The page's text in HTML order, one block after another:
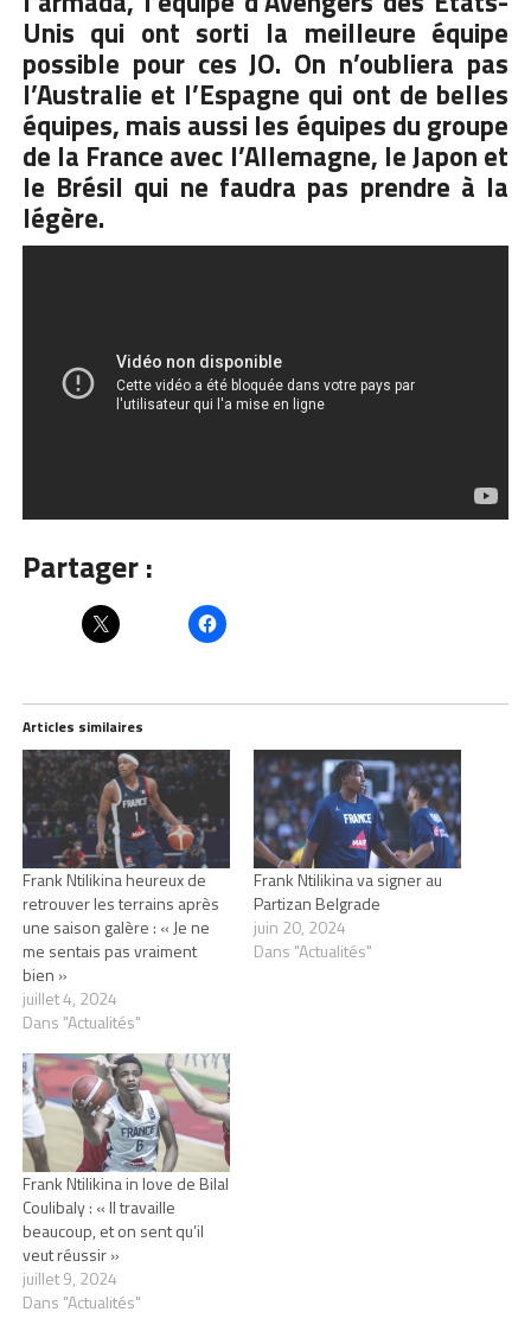
Unis qui ont sorti la meilleure équipe
possible pour ces JO. On n’oubliera pas
l’Australie et l’Espagne qui ont de belles
équipes, mais aussi les équipes du groupe
de la France avec l’Allemagne, le Japon et
le Brésil qui ne faudra pas prendre à la
légère.
Partager :
Articles similaires
Frank Ntilikina heureux de
retrouver les terrains après
une saison galère : « Je ne
me sentais pas vraiment
bien »
juillet 4, 2024
Dans "Actualités"
Frank Ntilikina va signer au
Partizan Belgrade
juin 20, 2024
Dans "Actualités"
Frank Ntilikina in love de Bilal
Coulibaly : « Il travaille
beaucoup, et on sent qu’il
veut réussir »
juillet 9, 2024
Dans "Actualités"